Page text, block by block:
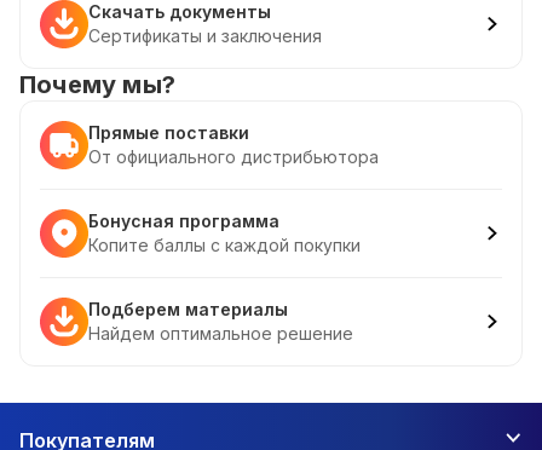
Скачать документы
Сертификаты и заключения
Почему мы?
Прямые поставки
От официального дистрибьютора
Бонусная программа
Копите баллы с каждой покупки
Подберем материалы
Найдем оптимальное решение
Покупателям